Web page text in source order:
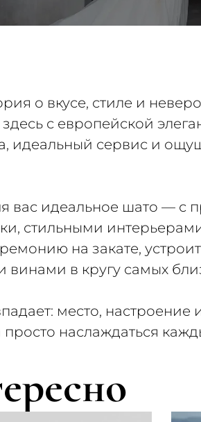
о вкусе, стиле и
с европейской
идеальный сервис и
вас идеальное шато — с
стильными
на закате,
в кругу самых
место,
наслаждаться